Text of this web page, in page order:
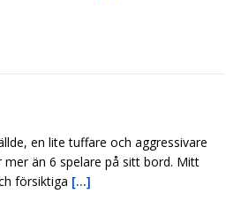
en lite tuffare och aggressivare
än 6 spelare på sitt bord. Mitt
försiktiga [...]